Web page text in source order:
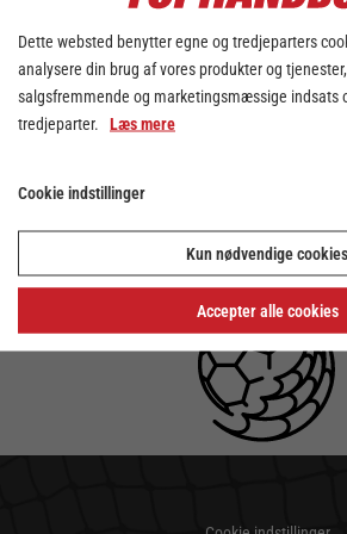
Dette websted benytter egne og tredjeparters
analysere din brug af vores produkter og
salgsfremmende og marketingsmæssige indsats
tredjeparter. Læs mere
Cookie indstillinger
Kun nødvendige cookies
Accepter alle cookies